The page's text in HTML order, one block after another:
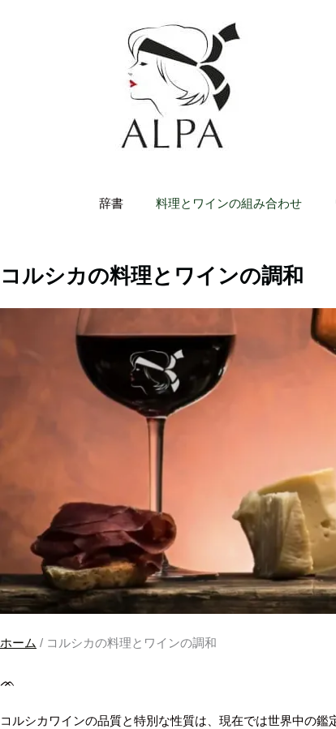
辞書 料理とワインの組み合わせ
コルシカの料理とワインの調和
ホーム / コルシカの料理とワインの調和
ᨏ
コルシカワインの品質と特別な性質は、現在では世界中の